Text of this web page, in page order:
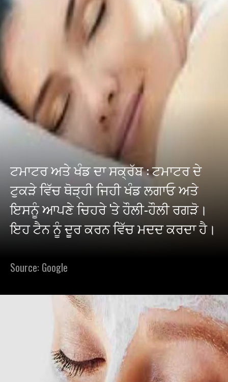
ਟਮਾਟਰ ਅਤੇ ਖੰਡ ਦਾ ਸਕ੍ਰੱਬ : ਟਮਾਟਰ ਦੇ
ਟੁਕੜੇ ਵਿੱਚ ਥੋੜ੍ਹੀ ਜਿਹੀ ਖੰਡ ਲਗਾਓ ਅਤੇ
ਇਸਨੂੰ ਆਪਣੇ ਚਿਹਰੇ 'ਤੇ ਹੌਲੀ-ਹੌਲੀ ਰਗੜੋ।
ਇਹ ਟੈਨ ਨੂੰ ਦੂਰ ਕਰਨ ਵਿੱਚ ਮਦਦ ਕਰਦਾ ਹੈ।
Source: Google